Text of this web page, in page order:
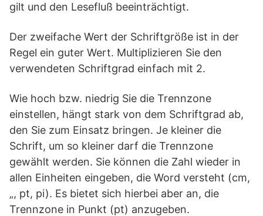
gilt und den Lesefluß beeinträchtigt.
Der zweifache Wert der Schriftgröße ist in der
Regel ein guter Wert. Multiplizieren Sie den
verwendeten Schriftgrad einfach mit 2.
Wie hoch bzw. niedrig Sie die Trennzone
einstellen, hängt stark von dem Schriftgrad ab,
den Sie zum Einsatz bringen. Je kleiner die
Schrift, um so kleiner darf die Trennzone
gewählt werden. Sie können die Zahl wieder in
allen Einheiten eingeben, die Word versteht (cm,
„, pt, pi). Es bietet sich hierbei aber an, die
Trennzone in Punkt (pt) anzugeben.